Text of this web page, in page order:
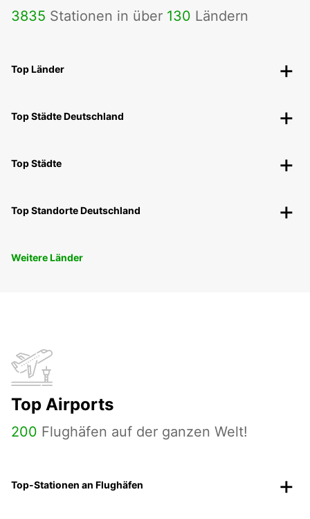
3835 Stationen in über 130 Ländern
Top Länder
Top Städte Deutschland
Top Städte
Top Standorte Deutschland
Weitere Länder
Top Airports
200 Flughäfen auf der ganzen Welt!
Top-Stationen an Flughäfen